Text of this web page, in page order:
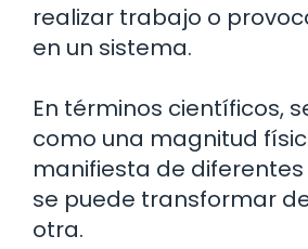
realizar trabajo o
en un sistema.
En términos científicos,
como una magnitud
manifiesta de
se puede transformar
otra.